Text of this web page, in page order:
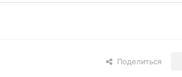
Поделиться